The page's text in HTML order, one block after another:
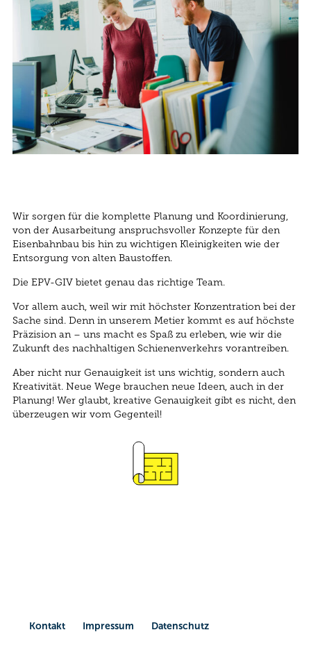
Wir sorgen für die komplette Planung und Koordinierung,
von der Ausarbeitung anspruchsvoller Konzepte für den
Eisenbahnbau bis hin zu wichtigen Kleinigkeiten wie der
Entsorgung von alten Baustoffen.
Die EPV-GIV bietet genau das richtige Team.
Vor allem auch, weil wir mit höchster Konzentration bei der
Sache sind. Denn in unserem Metier kommt es auf höchste
Präzision an – uns macht es Spaß zu erleben, wie wir die
Zukunft des nachhaltigen Schienenverkehrs vorantreiben.
Aber nicht nur Genauigkeit ist uns wichtig, sondern auch
Kreativität. Neue Wege brauchen neue Ideen, auch in der
Planung! Wer glaubt, kreative Genauigkeit gibt es nicht, den
überzeugen wir vom Gegenteil!
Kontakt Impressum Datenschutz